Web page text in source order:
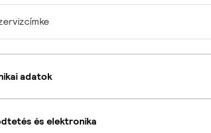
adatok
és elektronika